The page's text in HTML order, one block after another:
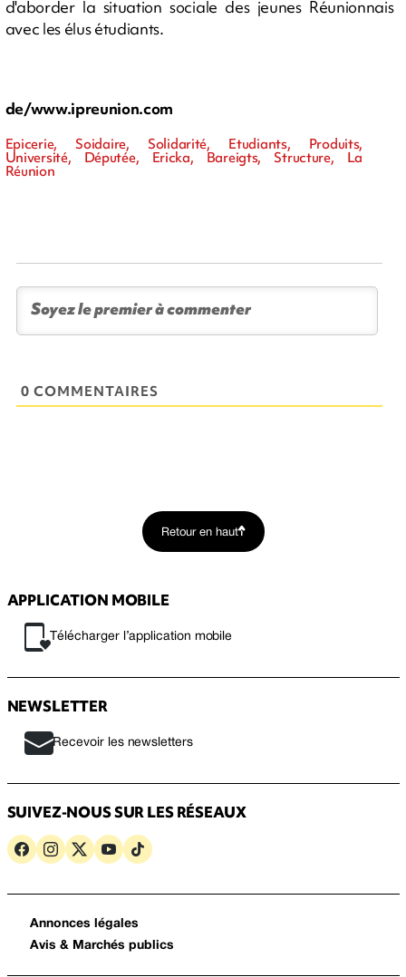
d'aborder la situation sociale des jeunes Réunionnais
avec les élus étudiants.
de/www.ipreunion.com
Epicerie, Soidaire, Solidarité, Etudiants, Produits,
Université, Députée, Ericka, Bareigts, Structure, La
Réunion
0 COMMENTAIRES
Retour en haut
APPLICATION MOBILE
Télécharger l’application mobile
NEWSLETTER
Recevoir les newsletters
SUIVEZ-NOUS SUR LES RÉSEAUX
Annonces légales
Avis & Marchés publics